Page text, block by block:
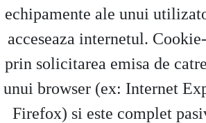
echipamente ale unui
acceseaza internetul.
prin solicitarea emisa de
unui browser (ex: Internet
Firefox) si este complet